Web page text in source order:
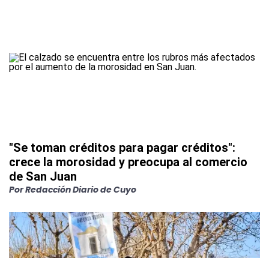
"Se toman créditos para pagar créditos":
crece la morosidad y preocupa al comercio
de San Juan
PorRedacción Diario de Cuyo